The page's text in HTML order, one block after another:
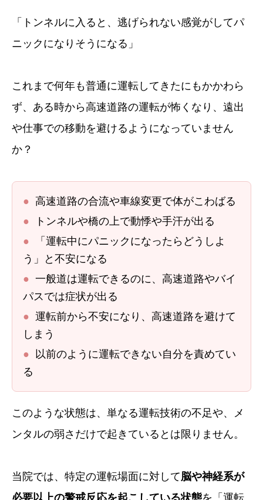
「トンネルに入ると、逃げられない感覚がしてパ
ニックになりそうになる」
これまで何年も普通に運転してきたにもかかわら
ず、ある時から高速道路の運転が怖くなり、遠出
や仕事での移動を避けるようになっていません
か？
● 高速道路の合流や車線変更で体がこわばる
●
トンネルや橋の上で動悸や手汗が出る
●
「運転中にパニックになったらどうしよ
う」と不安になる
● 一般道は運転できるのに、高速道路やバイ
パスでは症状が出る
● 運転前から不安になり、高速道路を避けて
しまう
● 以前のように運転できない自分を責めてい
る
このような状態は、単なる運転技術の不足や、メ
ンタルの弱さだけで起きているとは限りません。
当院では、特定の運転場面に対して脳や神経系が